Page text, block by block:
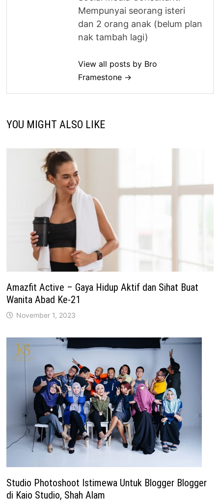
Mempunyai seorang isteri
dan 2 orang anak (belum plan
nak tambah lagi)
View all posts by Bro
Framestone →
YOU MIGHT ALSO LIKE
Amazfit Active – Gaya Hidup Aktif dan Sihat Buat
Wanita Abad Ke-21
November 1, 2023
Studio Photoshoot Istimewa Untuk Blogger Blogger
di Kaio Studio, Shah Alam